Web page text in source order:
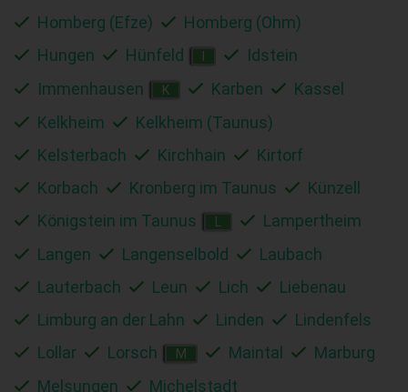
Homberg (Efze)
Homberg (Ohm)
Hungen
Hünfeld
Idstein
Immenhausen
K Karben
Kassel
Kelkheim
Kelkheim (Taunus)
Kelsterbach
Kirchhain
Kirtorf
Korbach
Kronberg im Taunus
Künzell
Königstein im Taunus
Lampertheim
Langen
Langenselbold
Laubach
Lauterbach
Leun Lich
Liebenau
Limburg an der Lahn
Linden
Lindenfels
Lollar
Lorsch M Maintal
Marburg
Melsungen
Michelstadt